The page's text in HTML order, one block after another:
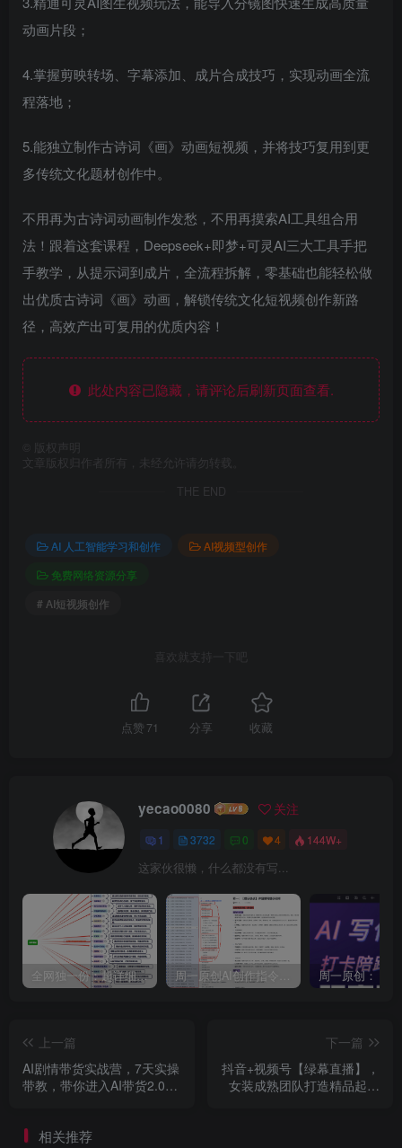
动画片段；
4.掌握剪映转场、字幕添加、成片合成技巧，实现动画全流
程落地；
5.能独立制作古诗词《画》动画短视频，并将技巧复用到更
多传统文化题材创作中。
不用再为古诗词动画制作发愁，不用再摸索AI工具组合用
法！跟着这套课程，Deepseek+即梦+可灵AI三大工具手把
手教学，从提示词到成片，全流程拆解，零基础也能轻松做
出优质古诗词《画》动画，解锁传统文化短视频创作新路
径，高效产出可复用的优质内容！
此处内容已隐藏，请评论后刷新页面查看.
版权声明
文章版权归作者所有，未经允许请勿转载。
THE END
AI 人工智能学习和创作
AI视频型创作
免费网络资源分享
# AI短视频创作
喜欢就支持一下吧
点赞 71 分享 收藏
yecao0080 关注
1 3732 0 4 144W+
这家伙很懒，什么都没有写...
全网独一份：超详细的40+个自媒体赛道领域解析手册，让你的内容创作不再局限！
上一篇
AI剧情带货实战营，7天实操
带教，带你进入AI带货2.0时
下一篇
抖音+视频号【绿幕直播】，
女装成熟团队打造精品起号
相关推荐